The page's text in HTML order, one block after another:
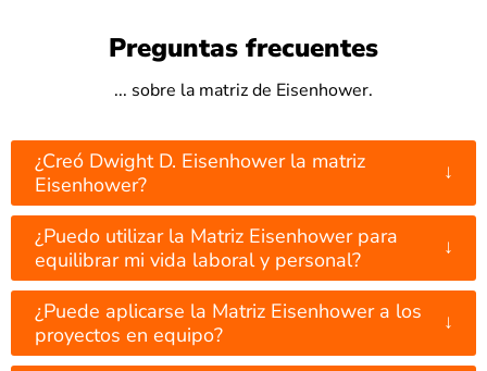
Preguntas frecuentes
... sobre la matriz de Eisenhower.
¿Creó Dwight D. Eisenhower la matriz
Eisenhower?
↓
¿Puedo utilizar la Matriz Eisenhower para
equilibrar mi vida laboral y personal?
↓
¿Puede aplicarse la Matriz Eisenhower a los
proyectos en equipo?
↓